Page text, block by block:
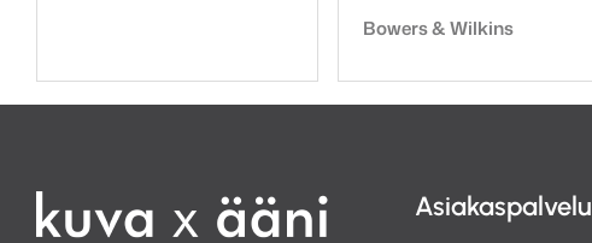
Tuotemerkki:
Bowers & Wilkins
Asiakaspalvelu